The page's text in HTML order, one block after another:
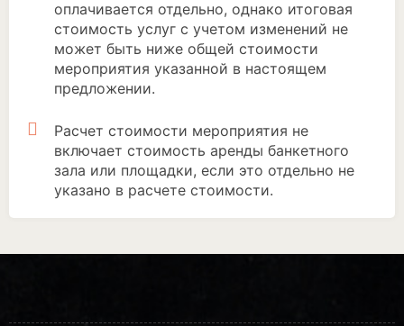
оплачивается отдельно, однако итоговая
стоимость услуг с учетом изменений не
может быть ниже общей стоимости
мероприятия указанной в настоящем
предложении.
Расчет стоимости мероприятия не
включает стоимость аренды банкетного
зала или площадки, если это отдельно не
указано в расчете стоимости.